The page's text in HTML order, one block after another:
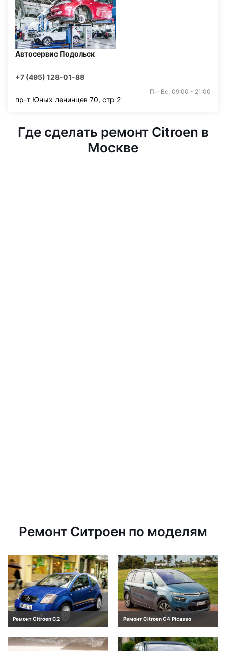
Автосервис Подольск
+7 (495) 128-01-88
Пн-Вс: 09:00 - 21:00
пр-т Юных ленинцев 70, стр 2
Где сделать ремонт Citroen в
Москве
Ремонт Ситроен по моделям
Ремонт Citroen C2 Ремонт Citroen C4 Picasso